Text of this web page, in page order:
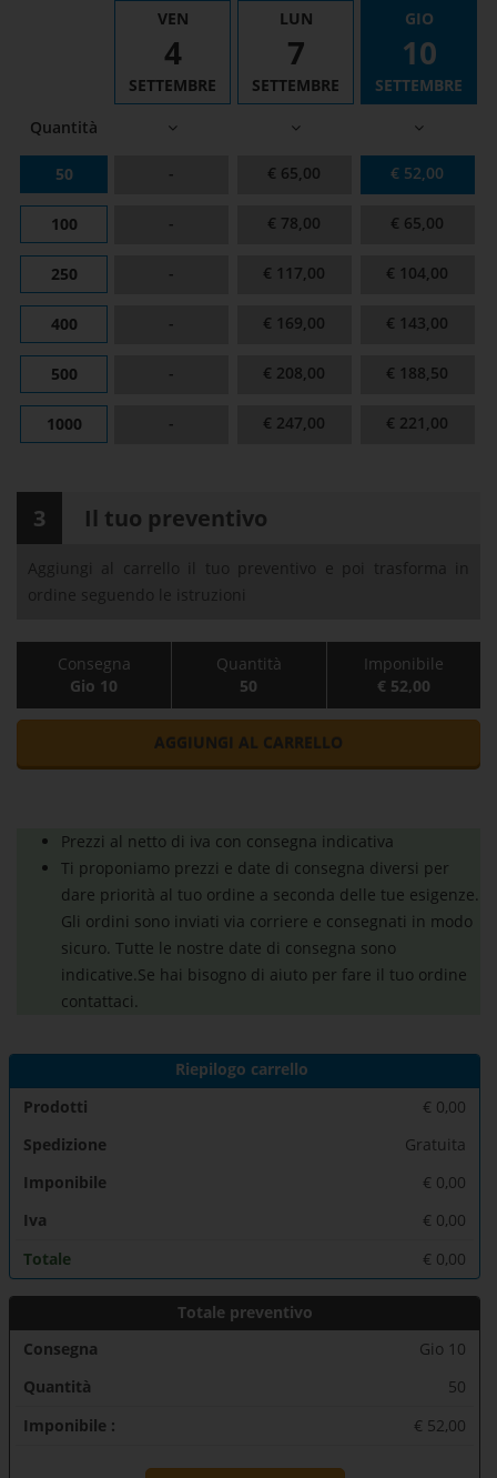
VEN
4
SETTEMBRE
LUN
7
SETTEMBRE
GIO
10
SETTEMBRE
Quantità
50 - € 65,00 € 52,00
100 - € 78,00 € 65,00
250 - € 117,00 € 104,00
400 - € 169,00 € 143,00
500 - € 208,00 € 188,50
1000 - € 247,00 € 221,00
3 Il tuo preventivo
Aggiungi al carrello il tuo preventivo e poi trasforma in
ordine seguendo le istruzioni
Consegna
Gio 10
Quantità
50
Imponibile
€ 52,00
AGGIUNGI AL CARRELLO
Prezzi al netto di iva con consegna indicativa
Ti proponiamo prezzi e date di consegna diversi per
dare priorità al tuo ordine a seconda delle tue esigenze.
Gli ordini sono inviati via corriere e consegnati in modo
sicuro. Tutte le nostre date di consegna sono
indicative.Se hai bisogno di aiuto per fare il tuo ordine
contattaci.
Riepilogo carrello
Prodotti
€ 0,00
Spedizione
Gratuita
Imponibile
€ 0,00
Iva
€ 0,00
Totale
€ 0,00
Totale preventivo
Consegna
Gio 10
Quantità
50
Imponibile :
€ 52,00